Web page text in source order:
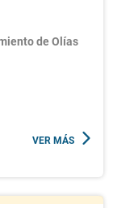
de Olías
VER MÁS